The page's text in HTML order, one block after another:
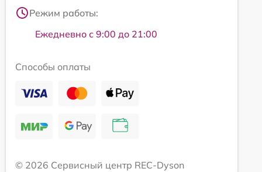
Режим работы:
Ежедневно с 9:00 до 21:00
Способы оплаты
© 2026 Сервисный центр REC-Dyson